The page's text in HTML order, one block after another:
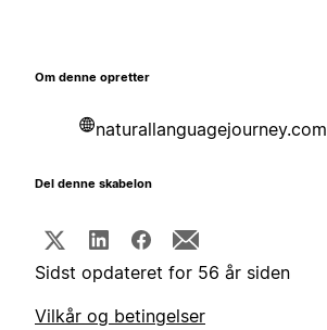
Om denne opretter
naturallanguagejourney.com
Del denne skabelon
Sidst opdateret for 56 år siden
Vilkår og betingelser